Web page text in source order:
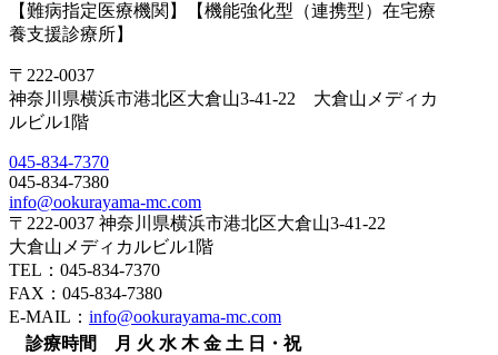
【難病指定医療機関】【機能強化型（連携型）在宅療
養支援診療所】
〒222-0037
神奈川県横浜市港北区大倉山3-41-22 大倉山メディカ
ルビル1階
045-834-7370
045-834-7380
info@ookurayama-mc.com
〒222-0037 神奈川県横浜市港北区大倉山3-41-22
大倉山メディカルビル1階
TEL：045-834-7370
FAX：045-834-7380
E-MAIL： info@ookurayama-mc.com
診療時間
月 火 水 木 金 土 日・祝